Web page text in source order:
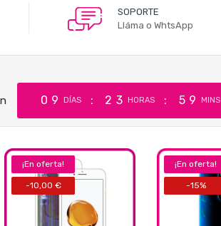
SOPORTE
Lláma o WhtsApp
0 9 DÍAS 2 3 HORAS 5 9 MINS
¡En oferta!
-10,00 €
¡En oferta!
-15%